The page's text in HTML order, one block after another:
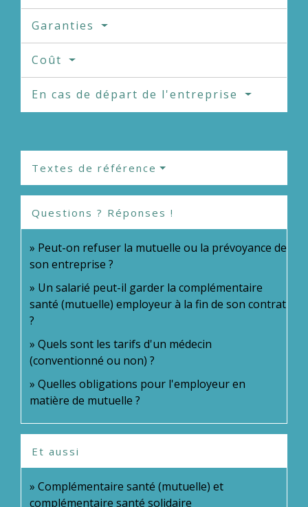
Garanties
Coût
En cas de départ de l'entreprise
Textes de référence
Questions ? Réponses !
Peut-on refuser la mutuelle ou la prévoyance de
son entreprise ?
Un salarié peut-il garder la complémentaire
santé (mutuelle) employeur à la fin de son contrat
?
Quels sont les tarifs d'un médecin
(conventionné ou non) ?
Quelles obligations pour l'employeur en
matière de mutuelle ?
Et aussi
Complémentaire santé (mutuelle) et
complémentaire santé solidaire